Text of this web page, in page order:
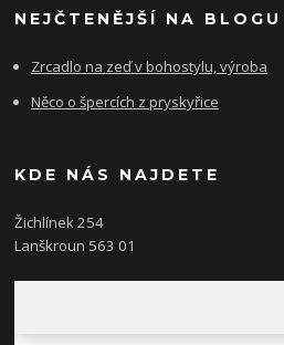
NEJČTENĚJŠÍ NA BLOGU
Zrcadlo na zeď v bohostylu, výroba
Něco o špercích z pryskyřice
KDE NÁS NAJDETE
Žichlínek 254
Lanškroun 563 01